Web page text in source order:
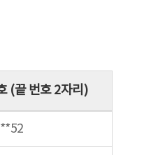
(끝 번호 2자리)
**52